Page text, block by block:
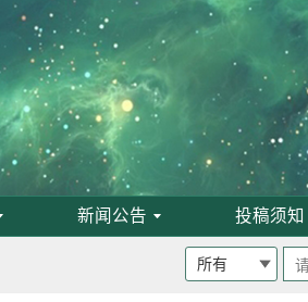
新闻公告 投稿须知